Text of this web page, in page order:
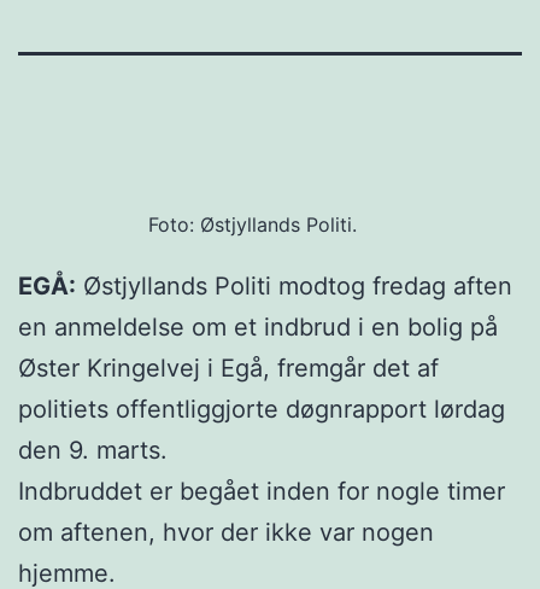
Foto: Østjyllands Politi.
EGÅ: Østjyllands Politi modtog fredag aften
en anmeldelse om et indbrud i en bolig på
Øster Kringelvej i Egå, fremgår det af
politiets offentliggjorte døgnrapport lørdag
den 9. marts.
Indbruddet er begået inden for nogle timer
om aftenen, hvor der ikke var nogen
hjemme.